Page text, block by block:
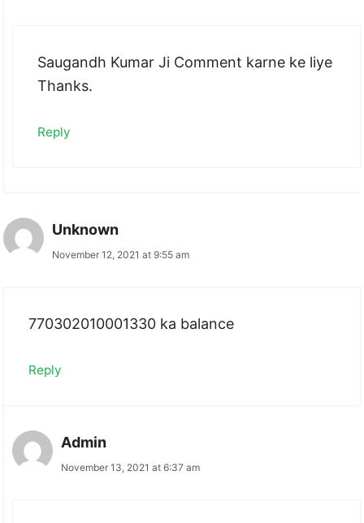
Saugandh Kumar Ji Comment karne ke liye
Thanks.
Reply
Unknown
November 12, 2021 at 9:55 am
770302010001330 ka balance
Reply
Admin
November 13, 2021 at 6:37 am